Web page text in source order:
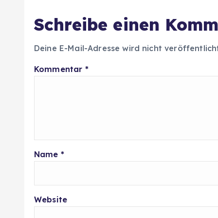
Schreibe einen
Deine E-Mail-Adresse wird nicht
Kommentar *
Name *
Website